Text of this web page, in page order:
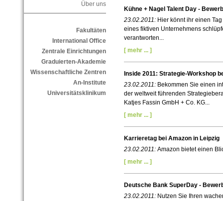
Über uns
Fakultäten
International Office
Zentrale Einrichtungen
Graduierten-Akademie
Wissenschaftliche Zentren
An-Institute
Universitätsklinikum
Kühne + Nagel Talent Day -
23.02.2011: Hier könnt ihr einen
eines fiktiven Unternehmens
verantworten...
[ mehr ... ]
Inside 2011: Strategie-Workshop
23.02.2011: Bekommen Sie einen
der weltweit führenden
Katjes Fassin GmbH + Co. KG...
[ mehr ... ]
Karrieretag bei Amazon in Leipzig
23.02.2011: Amazon bietet einen
[ mehr ... ]
Deutsche Bank SuperDay -
23.02.2011: Nutzen Sie Ihren